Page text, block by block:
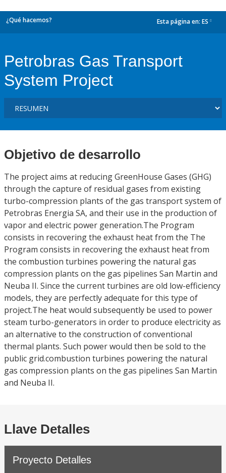
¿Qué hacemos? Esta página en: ES
Petrobras Gas Transport
System Project
Objetivo de desarrollo
The project aims at reducing GreenHouse Gases (GHG)
through the capture of residual gases from existing
turbo-compression plants of the gas transport system of
Petrobras Energia SA, and their use in the production of
vapor and electric power generation.The Program
consists in recovering the exhaust heat from the The
Program consists in recovering the exhaust heat from
the combustion turbines powering the natural gas
compression plants on the gas pipelines San Martin and
Neuba II. Since the current turbines are old low-efficiency
models, they are perfectly adequate for this type of
project.The heat would subsequently be used to power
steam turbo-generators in order to produce electricity as
an alternative to the construction of conventional
thermal plants. Such power would then be sold to the
public grid.combustion turbines powering the natural
gas compression plants on the gas pipelines San Martin
and Neuba II.
Llave Detalles
Proyecto Detalles